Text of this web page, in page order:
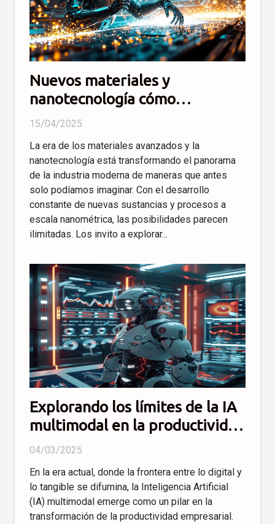
Nuevos materiales y
nanotecnología cómo
cambiarán la industria
15/04/2025
La era de los materiales avanzados y la
nanotecnología está transformando el panorama
de la industria moderna de maneras que antes
solo podíamos imaginar. Con el desarrollo
constante de nuevas sustancias y procesos a
escala nanométrica, las posibilidades parecen
ilimitadas. Los invito a explorar...
Explorando los límites de la IA
multimodal en la productividad
empresarial
04/03/2025
En la era actual, donde la frontera entre lo digital y
lo tangible se difumina, la Inteligencia Artificial
(IA) multimodal emerge como un pilar en la
transformación de la productividad empresarial.